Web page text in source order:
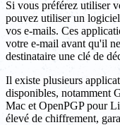
Si vous préférez utiliser
pouvez utiliser un
vos e-mails. Ces
votre e-mail avant qu'il
destinataire une clé de
Il existe plusieurs
disponibles, notamment
Mac et OpenPGP pour
élevé de chiffrement,